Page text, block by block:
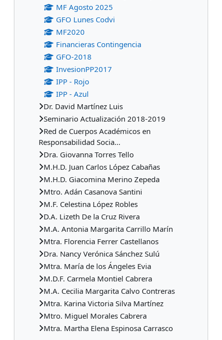
MF Agosto 2025
GFO Lunes Codvi
MF2020
Financieras Contingencia
GFO-2018
InvesionPP2017
IPP - Rojo
IPP - Azul
Dr. David Martínez Luis
Seminario Actualización 2018-2019
Red de Cuerpos Académicos en
Responsabilidad Socia...
Dra. Giovanna Torres Tello
M.H.D. Juan Carlos López Cabañas
M.H.D. Giacomina Merino Zepeda
Mtro. Adán Casanova Santini
M.F. Celestina López Robles
D.A. Lizeth De la Cruz Rivera
M.A. Antonia Margarita Carrillo Marín
Mtra. Florencia Ferrer Castellanos
Dra. Nancy Verónica Sánchez Sulú
Mtra. María de los Ángeles Evia
M.D.F. Carmela Montiel Cabrera
M.A. Cecilia Margarita Calvo Contreras
Mtra. Karina Victoria Silva Martínez
Mtro. Miguel Morales Cabrera
Mtra. Martha Elena Espinosa Carrasco